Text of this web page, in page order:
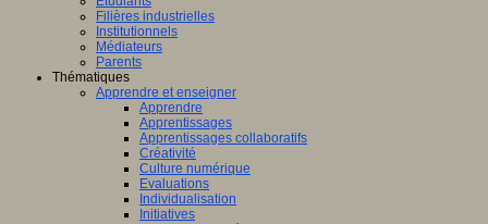
Filières industrielles
Institutionnels
Médiateurs
Parents
Thématiques
Apprendre et enseigner
Apprendre
Apprentissages
Apprentissages collaboratifs
Créativité
Culture numérique
Evaluations
Individualisation
Initiatives